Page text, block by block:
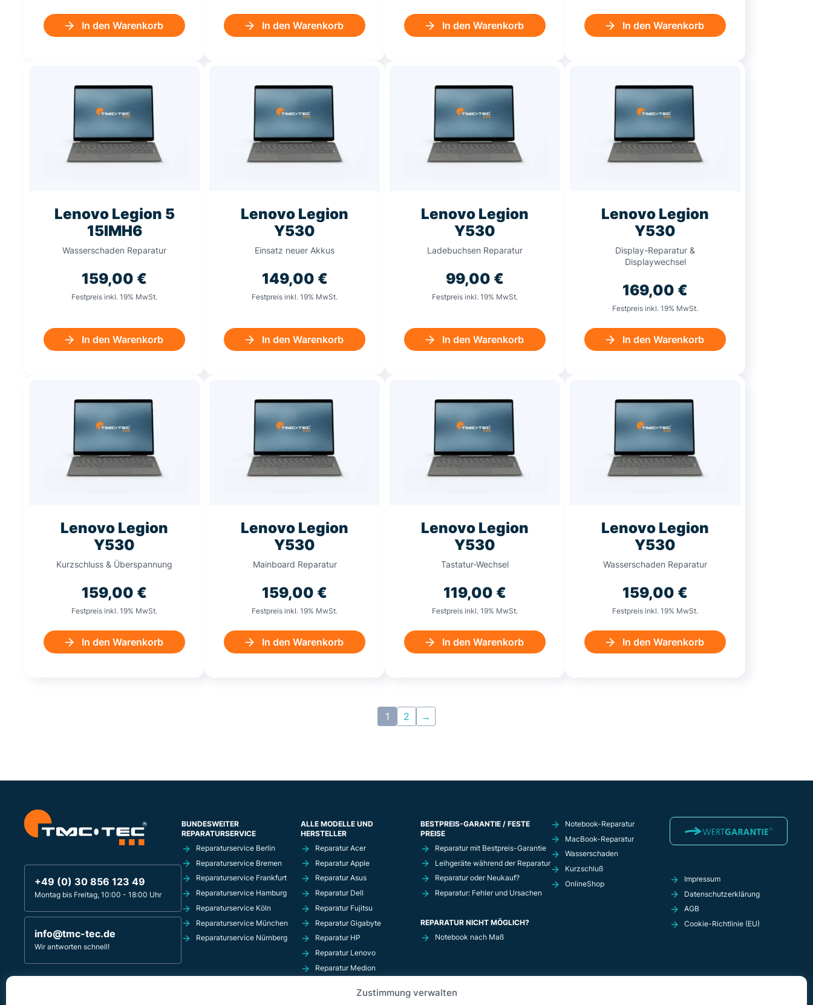
Zustimmung verwalten
In den Warenkorb In den Warenkorb In den Warenkorb In den Warenkorb
Lenovo Legion 5
15IMH6
Wasserschaden Reparatur
159,00 €
Festpreis inkl. 19% MwSt.
In den Warenkorb
Lenovo Legion
Y530
Einsatz neuer Akkus
149,00 €
Festpreis inkl. 19% MwSt.
In den Warenkorb
Lenovo Legion
Y530
Ladebuchsen Reparatur
99,00 €
Festpreis inkl. 19% MwSt.
In den Warenkorb
Lenovo Legion
Y530
Display-Reparatur &
Displaywechsel
169,00 €
Festpreis inkl. 19% MwSt.
In den Warenkorb
Lenovo Legion
Y530
Kurzschluss & Überspannung
159,00 €
Festpreis inkl. 19% MwSt.
In den Warenkorb
Lenovo Legion
Y530
Mainboard Reparatur
159,00 €
Festpreis inkl. 19% MwSt.
In den Warenkorb
Lenovo Legion
Y530
Tastatur-Wechsel
119,00 €
Festpreis inkl. 19% MwSt.
In den Warenkorb
Lenovo Legion
Y530
Wasserschaden Reparatur
159,00 €
Festpreis inkl. 19% MwSt.
In den Warenkorb
1 2 →
+49 (0) 30 856 123 49
Montag bis Freitag, 10:00 - 18:00 Uhr
info@tmc-tec.de
Wir antworten schnell!
BUNDESWEITER
REPARATURSERVICE
Reparaturservice Berlin
Reparaturservice Bremen
Reparaturservice Frankfurt
Reparaturservice Hamburg
Reparaturservice Köln
Reparaturservice München
Reparaturservice Nürnberg
ALLE MODELLE UND
HERSTELLER
Reparatur Acer
Reparatur Apple
Reparatur Asus
Reparatur Dell
Reparatur Fujitsu
Reparatur Gigabyte
Reparatur HP
Reparatur Lenovo
Reparatur Medion
Reparatur Razer
BESTPREIS-GARANTIE / FESTE
PREISE
Reparatur mit Bestpreis-Garantie
Leihgeräte während der Reparatur
Reparatur oder Neukauf?
Reparatur: Fehler und Ursachen
REPARATUR NICHT MÖGLICH?
Notebook nach Maß
Notebook-Reparatur
MacBook-Reparatur
Wasserschaden
Kurzschluß
OnlineShop
Impressum
Datenschutzerklärung
AGB
Cookie-Richtlinie (EU)